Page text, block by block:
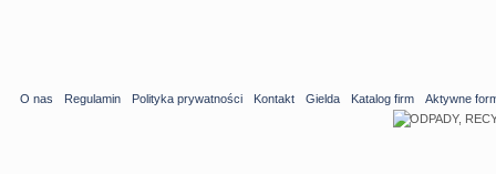
O nas Regulamin Polityka prywatności Kontakt Gielda Katalog firm Aktywne